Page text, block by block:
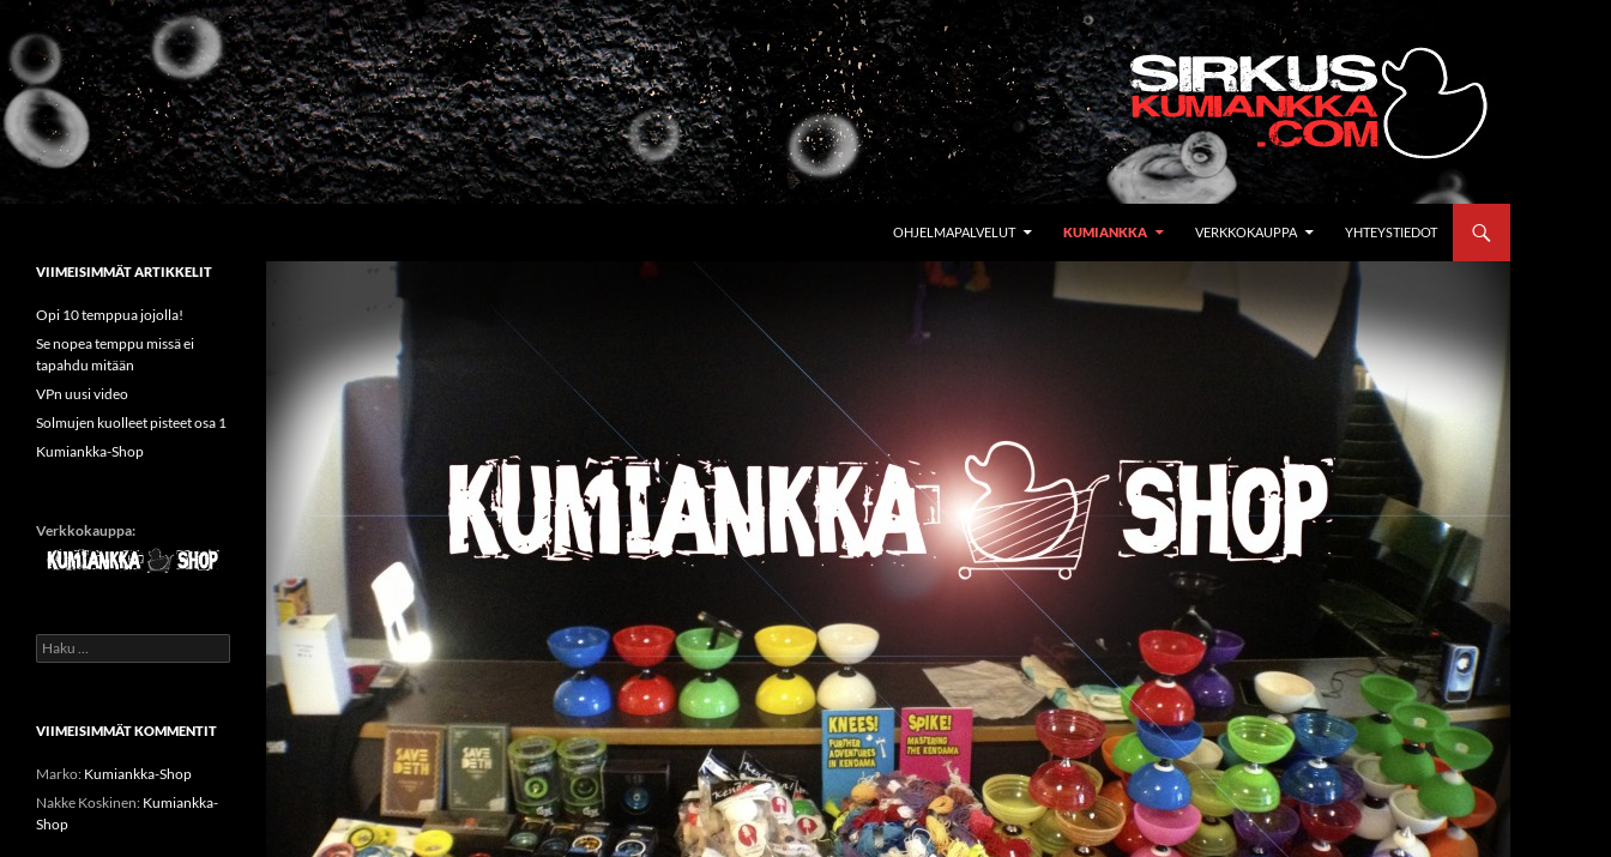
Siirry
sisältöön
OHJELMAPALVELUT KUMIANKKA VERKKOKAUPPA YHTEYSTIEDOT
Sirkus Kumiankka
VIIMEISIMMÄT ARTIKKELIT
Opi 10 temppua jojolla!
Se nopea temppu missä ei
tapahdu mitään
VPn uusi video
Solmujen kuolleet pisteet osa 1
Kumiankka-Shop
Verkkokauppa:
Haku:
VIIMEISIMMÄT KOMMENTIT
Marko: Kumiankka-Shop
Nakke Koskinen: Kumiankka-
Shop